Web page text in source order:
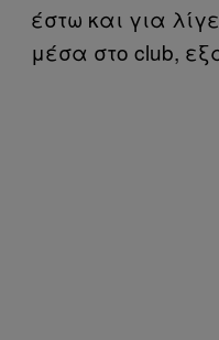
έστω και για
μέσα στο club,